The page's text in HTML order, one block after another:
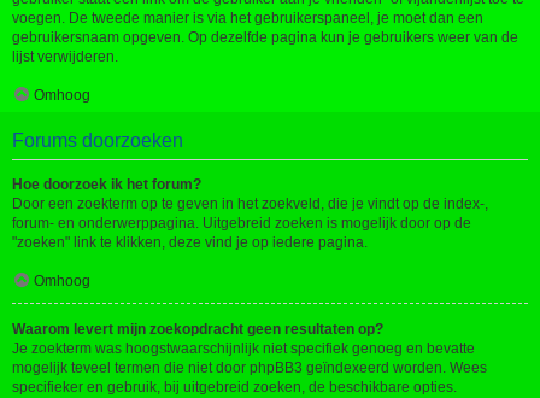
voegen. De tweede manier is via het gebruikerspaneel, je moet dan een
gebruikersnaam opgeven. Op dezelfde pagina kun je gebruikers weer van de
lijst verwijderen.
Omhoog
Forums doorzoeken
Hoe doorzoek ik het forum?
Door een zoekterm op te geven in het zoekveld, die je vindt op de index-,
forum- en onderwerppagina. Uitgebreid zoeken is mogelijk door op de
"zoeken" link te klikken, deze vind je op iedere pagina.
Omhoog
Waarom levert mijn zoekopdracht geen resultaten op?
Je zoekterm was hoogstwaarschijnlijk niet specifiek genoeg en bevatte
mogelijk teveel termen die niet door phpBB3 geïndexeerd worden. Wees
specifieker en gebruik, bij uitgebreid zoeken, de beschikbare opties.